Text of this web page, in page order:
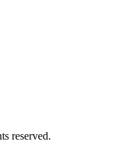
reserved.